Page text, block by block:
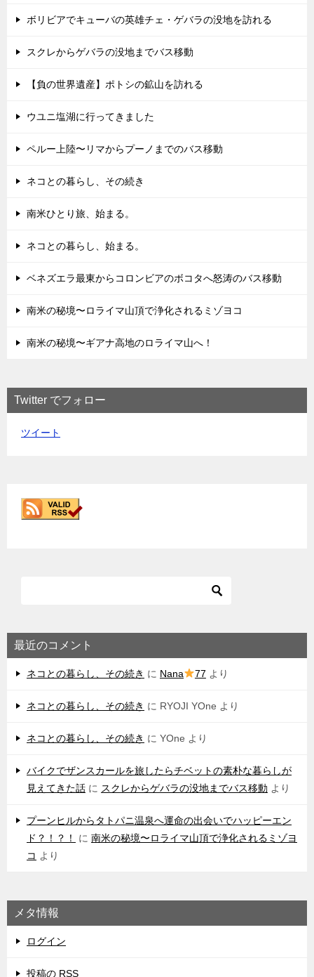
ボリビアでキューバの英雄チェ・ゲバラの没地を訪れる
スクレからゲバラの没地までバス移動
【負の世界遺産】ポトシの鉱山を訪れる
ウユニ塩湖に行ってきました
ペルー上陸〜リマからプーノまでのバス移動
ネコとの暮らし、その続き
南米ひとり旅、始まる。
ネコとの暮らし、始まる。
ベネズエラ最東からコロンビアのボコタへ怒涛のバス移動
南米の秘境〜ロライマ山頂で浄化されるミゾヨコ
南米の秘境〜ギアナ高地のロライマ山へ！
Twitter でフォロー
ツイート
最近のコメント
ネコとの暮らし、その続き に Nana 77 より
ネコとの暮らし、その続き に RYOJI YOne より
ネコとの暮らし、その続き に YOne より
バイクでザンスカールを旅したらチベットの素朴な暮らしが
見えてきた話 に スクレからゲバラの没地までバス移動 より
プーンヒルからタトパニ温泉へ運命の出会いでハッピーエン
ド？！？！
に 南米の秘境〜ロライマ山頂で浄化されるミゾヨ
コ より
メタ情報
ログイン
投稿の RSS